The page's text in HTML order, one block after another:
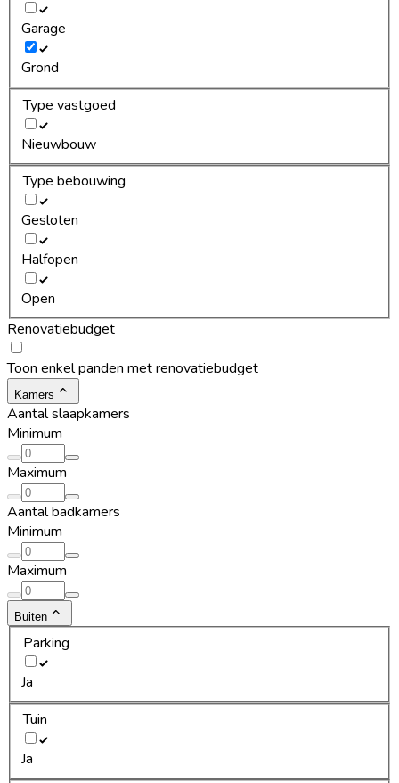
Garage
Grond
Type vastgoed
Nieuwbouw
Type bebouwing
Gesloten
Halfopen
Open
Renovatiebudget
Toon enkel panden met renovatiebudget
Kamers
Aantal slaapkamers
Minimum
Maximum
Aantal badkamers
Minimum
Maximum
Buiten
Parking
Ja
Tuin
Ja